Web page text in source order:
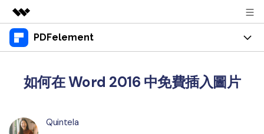
精選產品
實用工具
總覽
新聞中心
PDFelement
桌面版
教育界使用者
資源
如何在 Word 2016 中免費插入圖片
Quintela